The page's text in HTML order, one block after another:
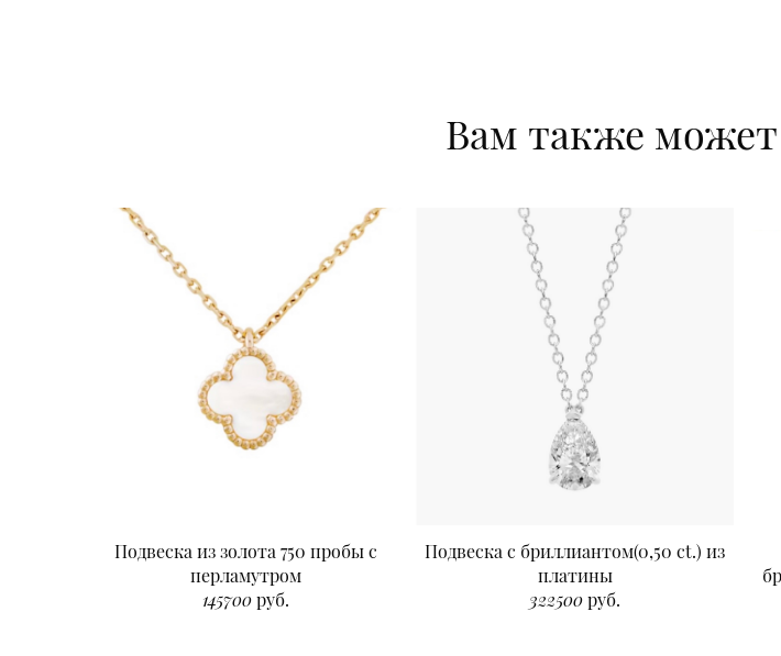
Вам также
Подвеска из золота 750 пробы с
перламутром
145700руб.
Подвеска с бриллиантом(0,50 ct.) из
платины
322500руб.